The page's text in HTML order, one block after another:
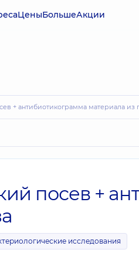
ЦеныБольшеАкции
+ антибиотикограмма материала из
посев +
исследования